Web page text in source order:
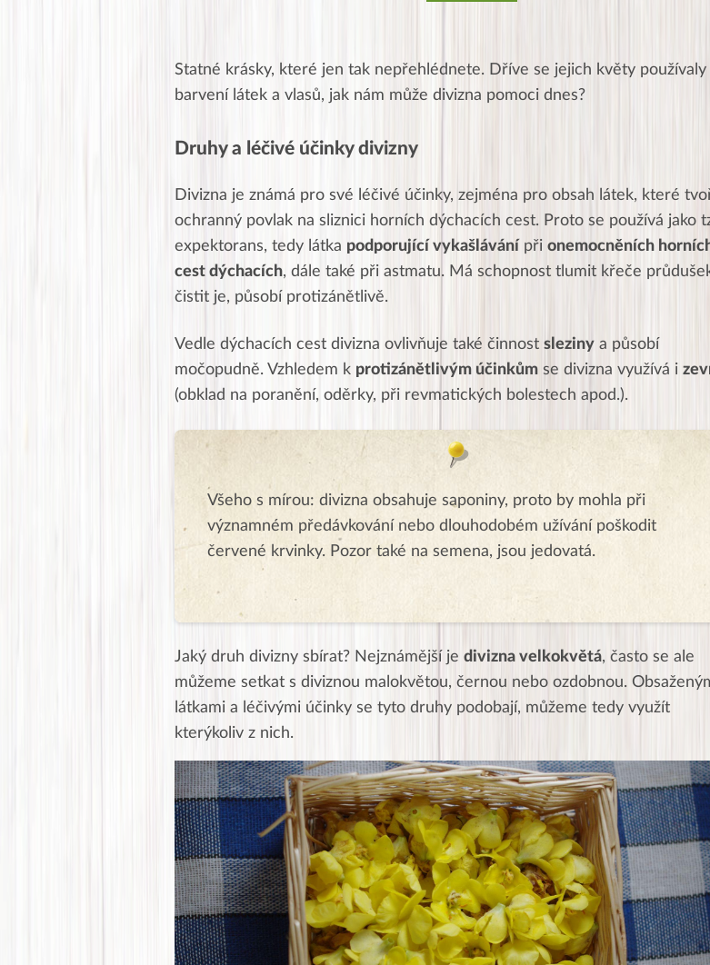
Statné krásky, které jen tak nepřehlédnete. Dříve se jejich květy používaly
barvení látek a vlasů, jak nám může divizna pomoci dnes?
Druhy a léčivé účinky divizny
Divizna je známá pro své léčivé účinky, zejména pro obsah látek, které
ochranný povlak na sliznici horních dýchacích cest. Proto se používá jako
expektorans, tedy látka podporující vykašlávání při onemocněních
cest dýchacích, dále také při astmatu. Má schopnost tlumit křeče
čistit je, působí protizánětlivě.
Vedle dýchacích cest divizna ovlivňuje také činnost sleziny a působí
močopudně. Vzhledem k protizánětlivým účinkům se divizna využívá i
(obklad na poranění, oděrky, při revmatických bolestech apod.).
Všeho s mírou: divizna obsahuje saponiny, proto by mohla při
významném předávkování nebo dlouhodobém užívání poškodit
červené krvinky. Pozor také na semena, jsou jedovatá.
Jaký druh divizny sbírat? Nejznámější je divizna velkokvětá, často se ale
můžeme setkat s diviznou malokvětou, černou nebo ozdobnou.
látkami a léčivými účinky se tyto druhy podobají, můžeme tedy využít
kterýkoliv z nich.
J
Jana
Posílá…